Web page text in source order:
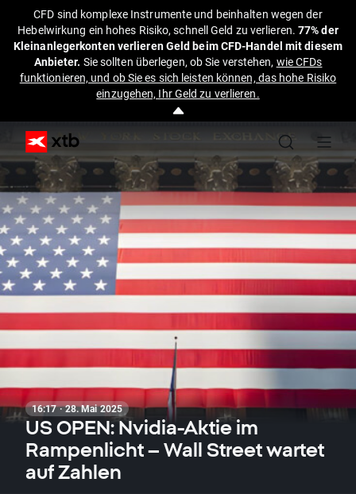
CFD sind komplexe Instrumente und beinhalten wegen der
Hebelwirkung ein hohes Risiko, schnell Geld zu verlieren.77% der
Kleinanlegerkonten verlieren Geld beim CFD-Handel mit diesem
Anbieter. Sie sollten überlegen, ob Sie verstehen, wie CFDs
funktionieren, und ob Sie es sich leisten können, das hohe Risiko
einzugehen, Ihr Geld zu verlieren.
16:17 · 28. Mai 2025
US OPEN: Nvidia-Aktie im
Rampenlicht – Wall Street wartet
auf Zahlen